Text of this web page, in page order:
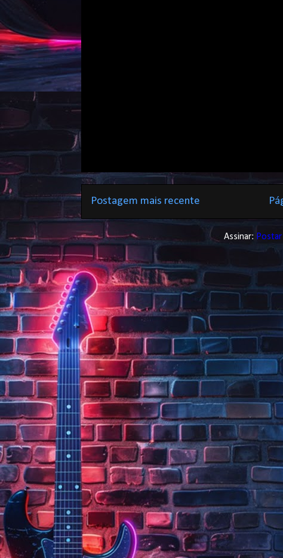
Postagem mais recente
Assinar: